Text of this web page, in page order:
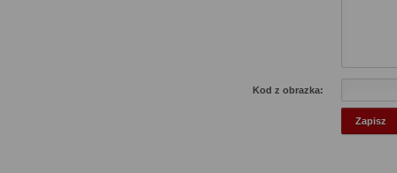
Kod z obrazka: